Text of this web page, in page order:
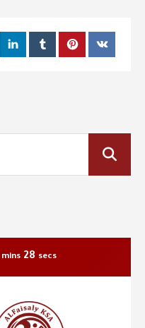
mins 27 secs